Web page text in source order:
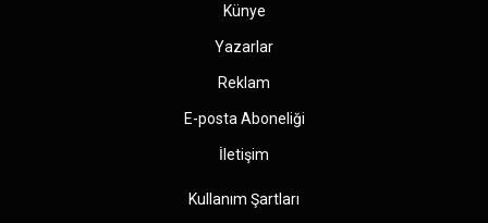
Künye
Yazarlar
Reklam
E-posta Aboneliği
İletişim
Kullanım Şartları